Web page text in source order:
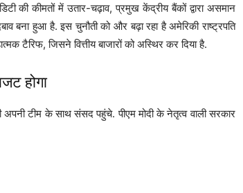
की कीमतों में उतार-चढ़ाव, प्रमुख केंद्रीय बैंकों द्वारा असमान
बना हुआ है. इस चुनौती को और बढ़ा रहा है अमेरिकी राष्ट्रपति
टैरिफ, जिसने वित्तीय बाजारों को अस्थिर कर दिया है.
होगा
अपनी टीम के साथ संसद पहुंचे. पीएम मोदी के नेतृत्व वाली सरकार